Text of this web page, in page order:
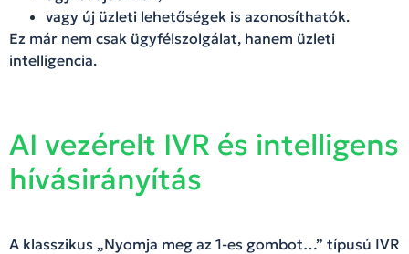
vagy új üzleti lehetőségek is azonosíthatók.
Ez már nem csak ügyfélszolgálat, hanem üzleti
intelligencia.
AI vezérelt IVR és intelligens
hívásirányítás
A klasszikus „Nyomja meg az 1-es gombot…” típusú IVR